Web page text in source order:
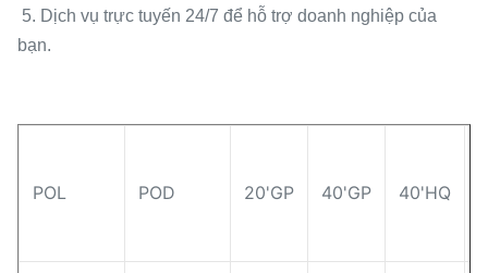
5. Dịch vụ trực tuyến 24/7 để hỗ trợ doanh nghiệp của
bạn.
POL POD 20'GP 40'GP 40'HQ